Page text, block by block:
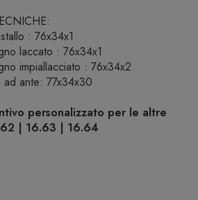
: 76x34x1
laccato : 76x34x1
impiallacciato : 76x34x2
ad ante: 77x34x30
personalizzato per le altre
| 16.63 | 16.64